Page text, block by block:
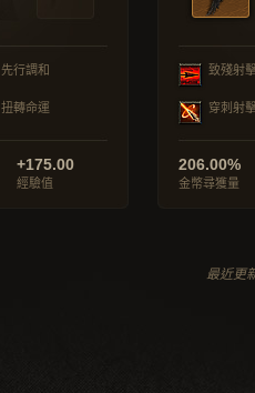
先行調和
扭轉命運
+175.00
經驗值
致殘射
穿刺射
206.00%
金幣尋獲量
最近更